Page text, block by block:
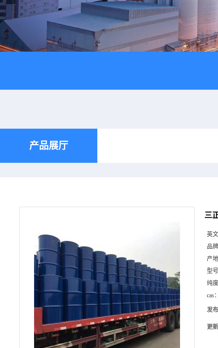
产品展厅
三
英
品
产
型
纯
cas
发
更